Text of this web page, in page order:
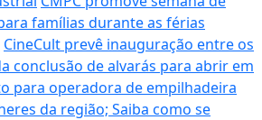
famílias durante as férias
CineCult prevê inauguração entre os
conclusão de alvarás para abrir em
para operadora de empilhadeira
da região; Saiba como se